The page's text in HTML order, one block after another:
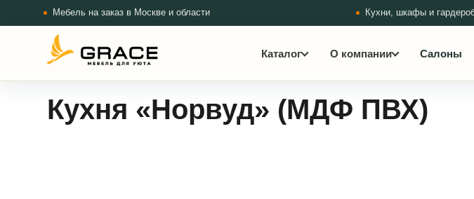
Мебель на заказ в Москве и области Кухни, шкафы и
Каталог О компании Салоны
Кухня «Норвуд» (МДФ ПВХ)